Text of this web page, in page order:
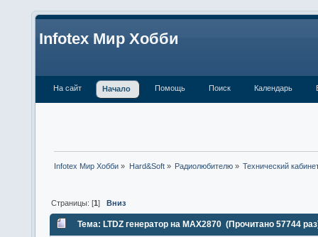
Infotex Мир Хобби
На сайт Начало Помощь Поиск Календарь
Infotex Мир Хобби » Hard&Soft» Радиолюбителю» Технический
Страницы: [1]Вниз
Тема: LTDZ генератор на MAX2870 (Прочитано 57744